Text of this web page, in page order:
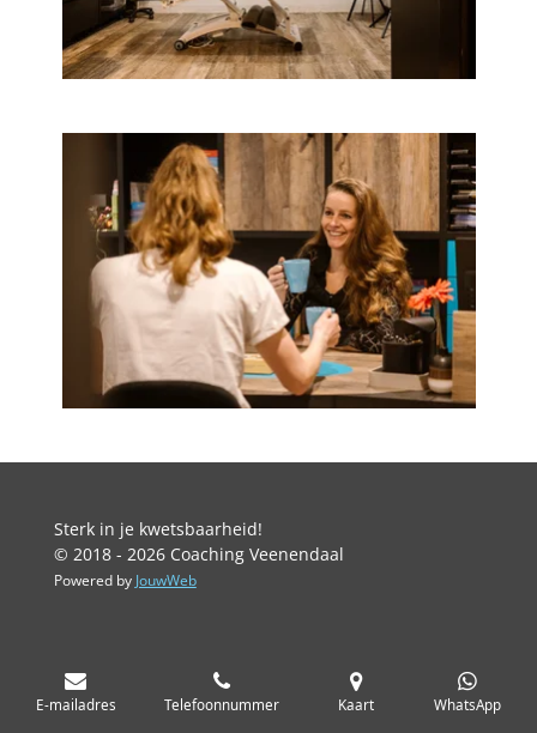
Sterk in je kwetsbaarheid!
© 2018 - 2026 Coaching Veenendaal
Powered by JouwWeb
E-mailadres Telefoonnummer Kaart WhatsApp